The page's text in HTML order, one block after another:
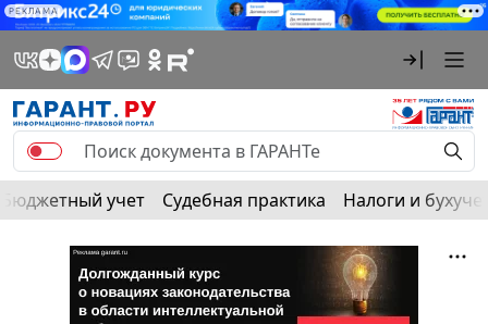
РЕКЛАМА
Бюджетный учет Судебная практика Налоги и